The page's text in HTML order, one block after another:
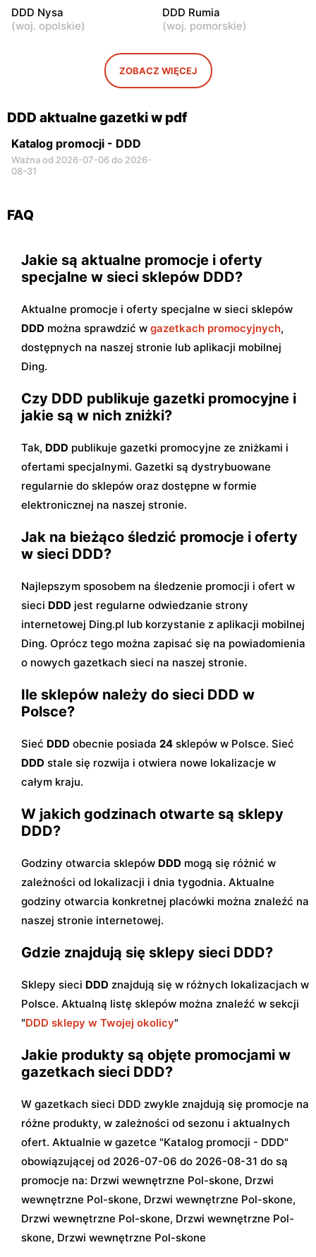
DDD Nysa
(woj. opolskie)
DDD Rumia
(woj. pomorskie)
ZOBACZ WIĘCEJ
DDD aktualne gazetki w pdf
Katalog promocji - DDD
Ważna od 2026-07-06 do 2026-
08-31
FAQ
Jakie są aktualne promocje i oferty
specjalne w sieci sklepów DDD?
Aktualne promocje i oferty specjalne w sieci sklepów
DDD można sprawdzić w gazetkach promocyjnych,
dostępnych na naszej stronie lub aplikacji mobilnej
Ding.
Czy DDD publikuje gazetki promocyjne i
jakie są w nich zniżki?
Tak, DDD publikuje gazetki promocyjne ze zniżkami i
ofertami specjalnymi. Gazetki są dystrybuowane
regularnie do sklepów oraz dostępne w formie
elektronicznej na naszej stronie.
Jak na bieżąco śledzić promocje i oferty
w sieci DDD?
Najlepszym sposobem na śledzenie promocji i ofert w
sieci DDD jest regularne odwiedzanie strony
internetowej Ding.pl lub korzystanie z aplikacji mobilnej
Ding. Oprócz tego można zapisać się na powiadomienia
o nowych gazetkach sieci na naszej stronie.
Ile sklepów należy do sieci DDD w
Polsce?
Sieć DDD obecnie posiada 24 sklepów w Polsce. Sieć
DDD stale się rozwija i otwiera nowe lokalizacje w
całym kraju.
W jakich godzinach otwarte są sklepy
DDD?
Godziny otwarcia sklepów DDD mogą się różnić w
zależności od lokalizacji i dnia tygodnia. Aktualne
godziny otwarcia konkretnej placówki można znaleźć na
naszej stronie internetowej.
Gdzie znajdują się sklepy sieci DDD?
Sklepy sieci DDD znajdują się w różnych lokalizacjach w
Polsce. Aktualną listę sklepów można znaleźć w sekcji
"DDD sklepy w Twojej okolicy"
Jakie produkty są objęte promocjami w
gazetkach sieci DDD?
W gazetkach sieci DDD zwykle znajdują się promocje na
różne produkty, w zależności od sezonu i aktualnych
ofert. Aktualnie w gazetce "Katalog promocji - DDD"
obowiązującej od 2026-07-06 do 2026-08-31 do są
promocje na: Drzwi wewnętrzne Pol-skone, Drzwi
wewnętrzne Pol-skone, Drzwi wewnętrzne Pol-skone,
Drzwi wewnętrzne Pol-skone, Drzwi wewnętrzne Pol-
skone, Drzwi wewnętrzne Pol-skone